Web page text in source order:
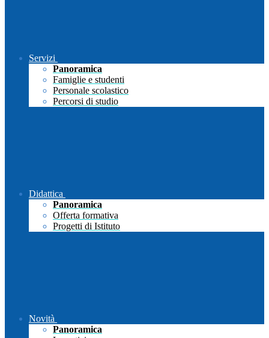
Servizi
Panoramica
Famiglie e studenti
Personale scolastico
Percorsi di studio
Didattica
Panoramica
Offerta formativa
Progetti di Istituto
Novità
Panoramica